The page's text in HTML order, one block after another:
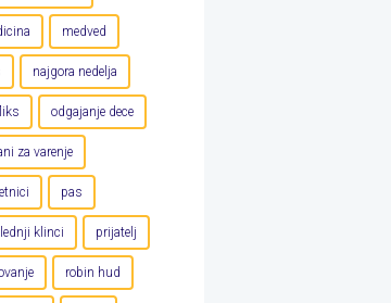
medved
najgora nedelja
odgajanje dece
za varenje
pas
klinci prijatelj
robin hud